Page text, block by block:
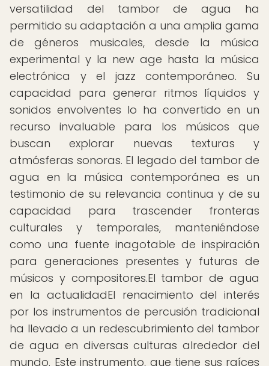
versatilidad del tambor de agua ha
permitido su adaptación a una amplia gama
de géneros musicales, desde la música
experimental y la new age hasta la música
electrónica y el jazz contemporáneo. Su
capacidad para generar ritmos líquidos y
sonidos envolventes lo ha convertido en un
recurso invaluable para los músicos que
buscan explorar nuevas texturas y
atmósferas sonoras. El legado del tambor de
agua en la música contemporánea es un
testimonio de su relevancia continua y de su
capacidad para trascender fronteras
culturales y temporales, manteniéndose
como una fuente inagotable de inspiración
para generaciones presentes y futuras de
músicos y compositores.El tambor de agua
en la actualidadEl renacimiento del interés
por los instrumentos de percusión tradicional
ha llevado a un redescubrimiento del tambor
de agua en diversas culturas alrededor del
mundo. Este instrumento, que tiene sus raíces